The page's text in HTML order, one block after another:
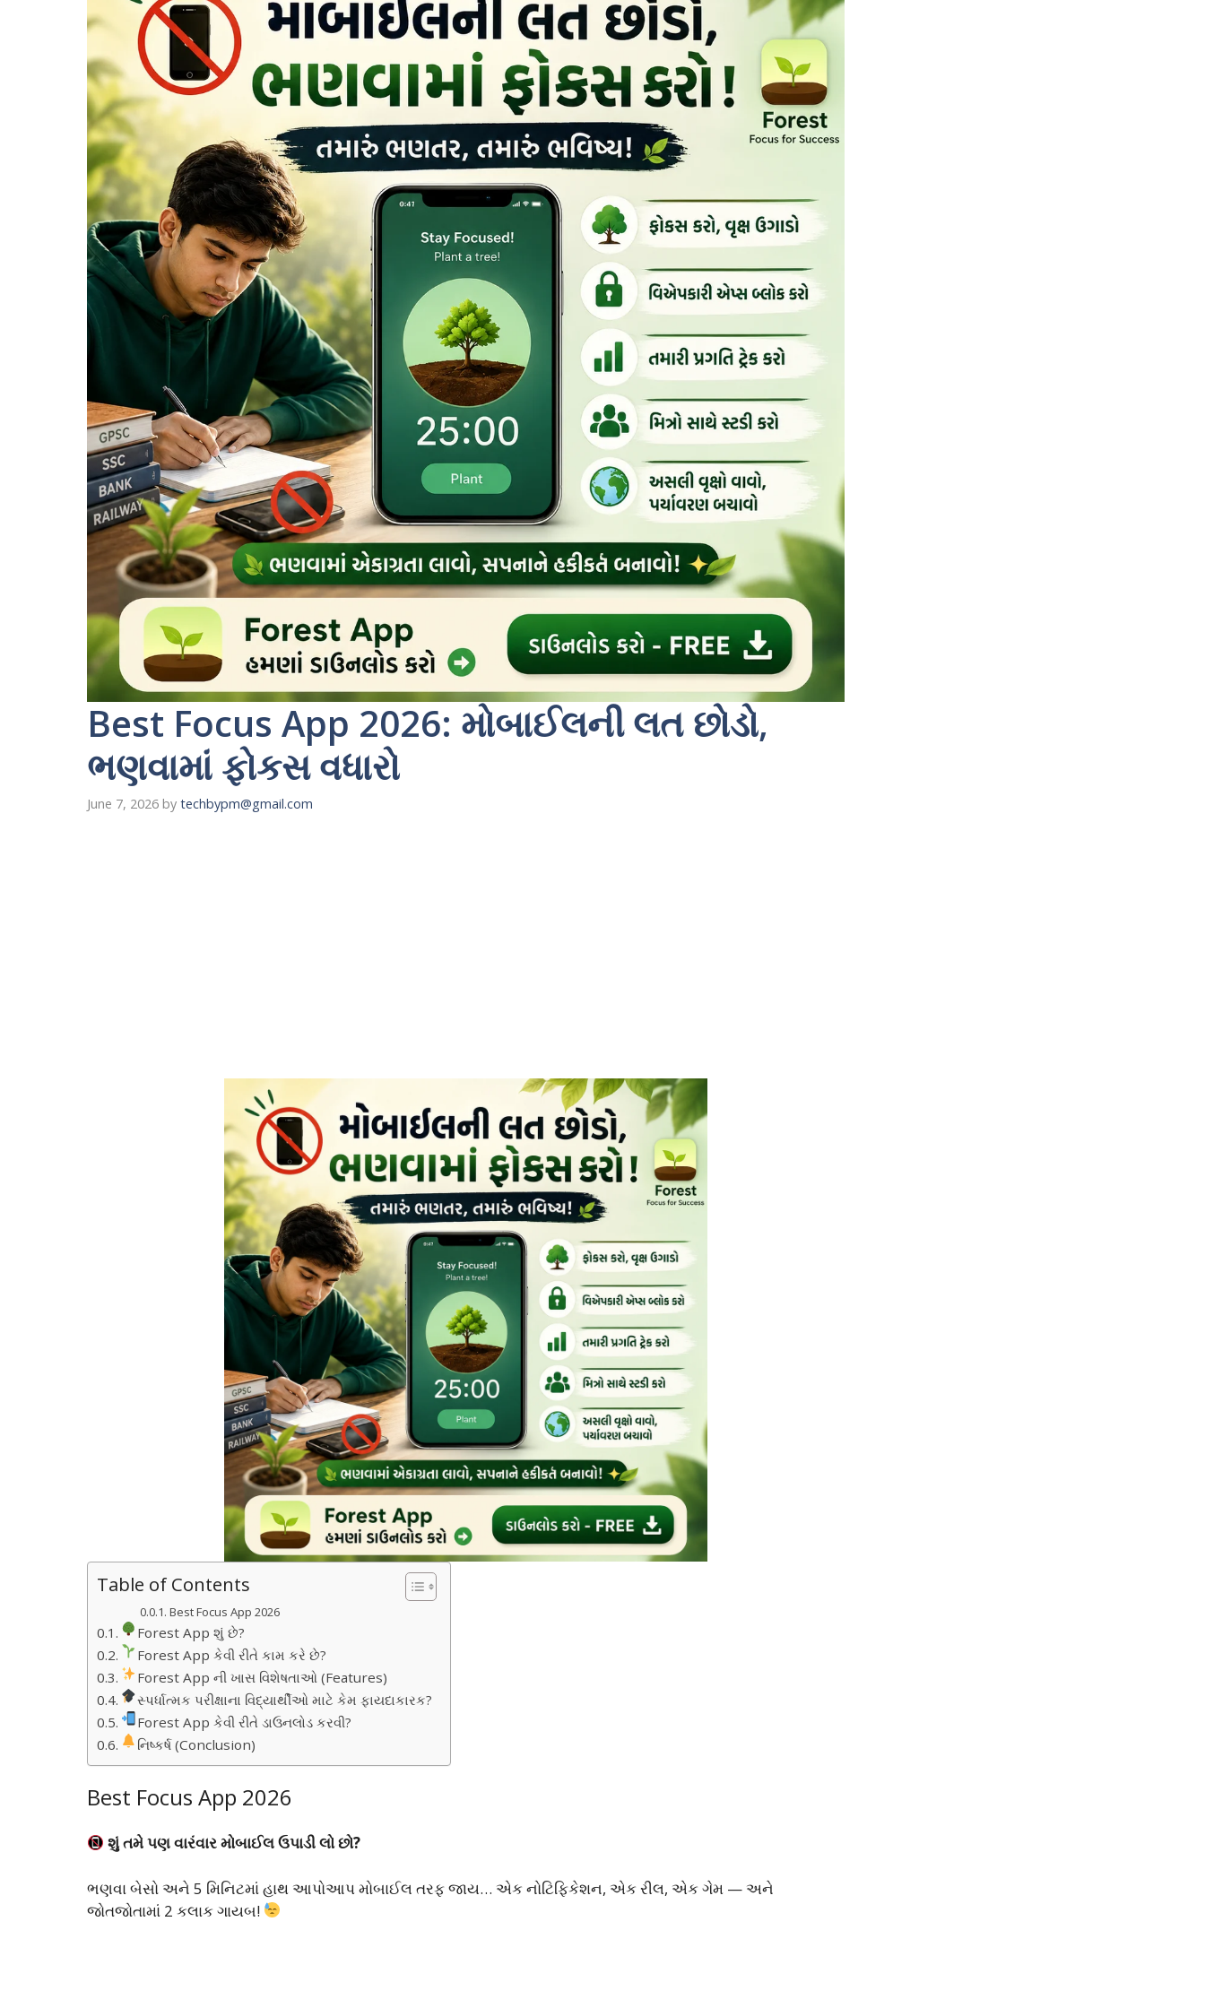
Best Focus App 2026: મોબાઈલની લત છોડો,
ભણવામાં ફોકસ વધારો
June 7, 2026 by techbypm@gmail.com
Table of Contents
Best Focus App 2026
Forest App શું છે?
Forest App કેવી રીતે કામ કરે છે?
Forest App ની ખાસ વિશેષતાઓ (Features)
સ્પર્ધાત્મક પરીક્ષાના વિદ્યાર્થીઓ માટે કેમ ફાયદાકારક?
Forest App કેવી રીતે ડાઉનલોડ કરવી?
નિષ્કર્ષ (Conclusion)
Best Focus App 2026
શું તમે પણ વારંવાર મોબાઈલ ઉપાડી લો છો?
ભણવા બેસો અને 5 મિનિટમાં હાથ આપોઆપ મોબાઈલ તરફ જાય… એક નોટિફિકેશન, એક રીલ, એક ગેમ — અને
જોતજોતામાં 2 કલાક ગાયબ!